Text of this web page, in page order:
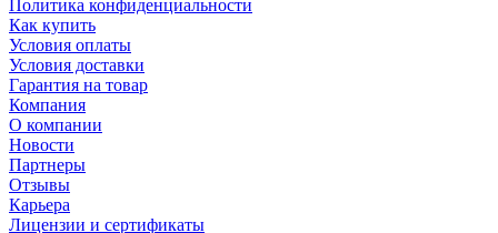
Политика конфиденциальности
Как купить
Условия оплаты
Условия доставки
Гарантия на товар
Компания
О компании
Новости
Партнеры
Отзывы
Карьера
Лицензии и сертификаты